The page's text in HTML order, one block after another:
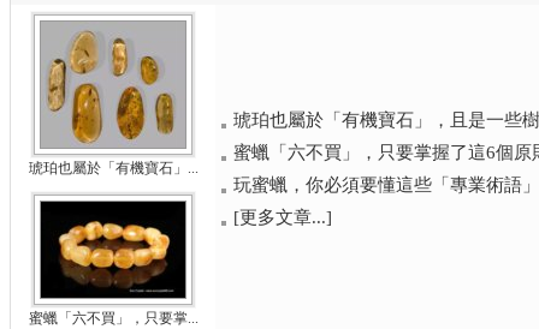
琥珀也屬於「有機寶石」...
蜜蠟「六不買」，只要掌...
琥珀也屬於「有機寶石」，且是一些
蜜蠟「六不買」，只要掌握了這6個原
玩蜜蠟，你必須要懂這些「專業術語」
[更多文章...]